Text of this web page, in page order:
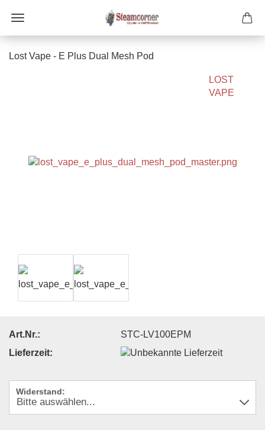
Lost Vape - E Plus Dual Mesh Pod
LOST
VAPE
Art.Nr.:
STC-LV100EPM
Lieferzeit:
Widerstand: